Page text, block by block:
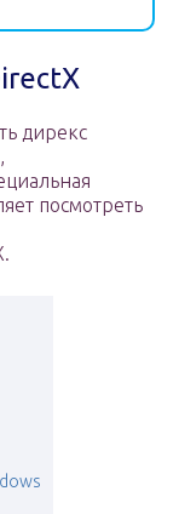
дирекс
посмотреть